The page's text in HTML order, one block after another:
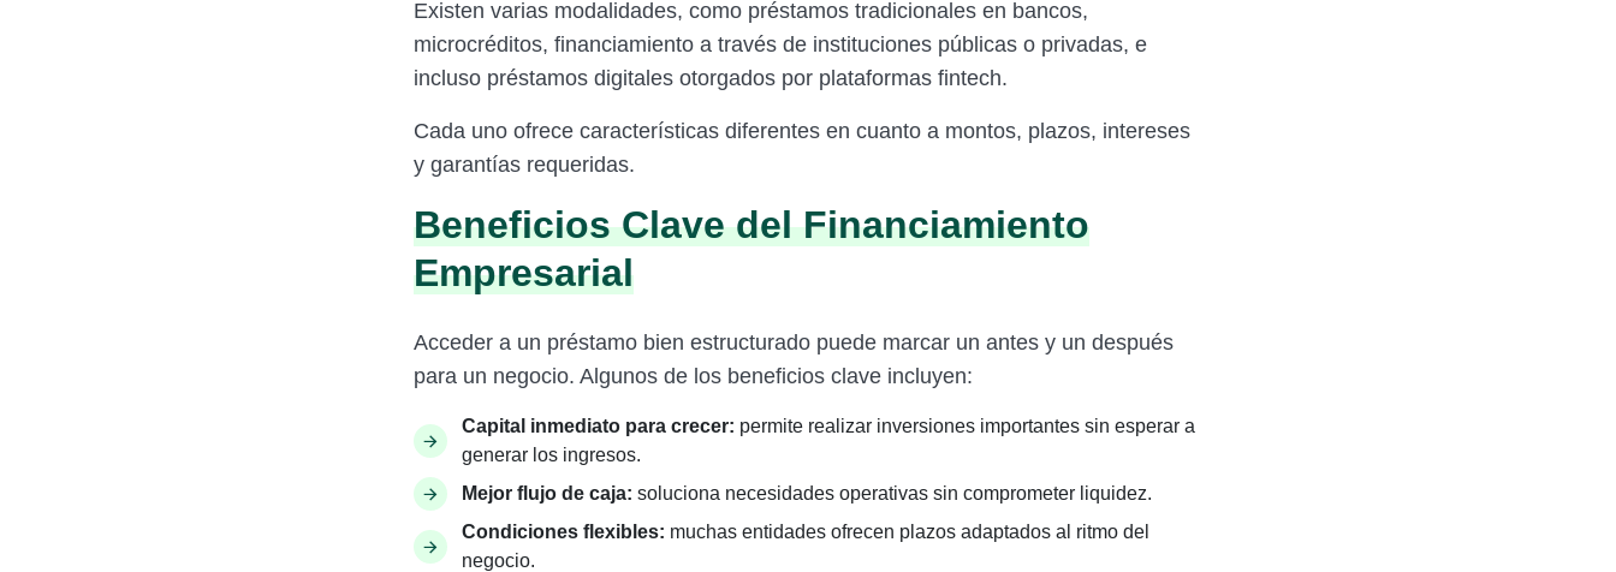
Existen varias modalidades, como préstamos tradicionales en bancos,
microcréditos, financiamiento a través de instituciones públicas o privadas, e
incluso préstamos digitales otorgados por plataformas fintech.
Cada uno ofrece características diferentes en cuanto a montos, plazos, intereses
y garantías requeridas.
Beneficios Clave del Financiamiento
Empresarial
Acceder a un préstamo bien estructurado puede marcar un antes y un después
para un negocio. Algunos de los beneficios clave incluyen:
Capital inmediato para crecer: permite realizar inversiones importantes sin esperar a
generar los ingresos.
Mejor flujo de caja: soluciona necesidades operativas sin comprometer liquidez.
Condiciones flexibles: muchas entidades ofrecen plazos adaptados al ritmo del
negocio.